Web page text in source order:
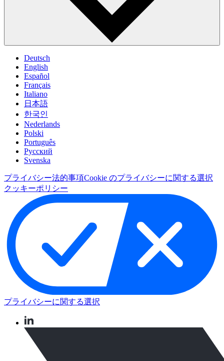
Deutsch
English
Español
Français
Italiano
日本語
한국인
Nederlands
Polski
Português
Pусский
Svenska
プライバシー法的事項Cookie のプライバシーに関する選択
クッキーポリシー
プライバシーに関する選択